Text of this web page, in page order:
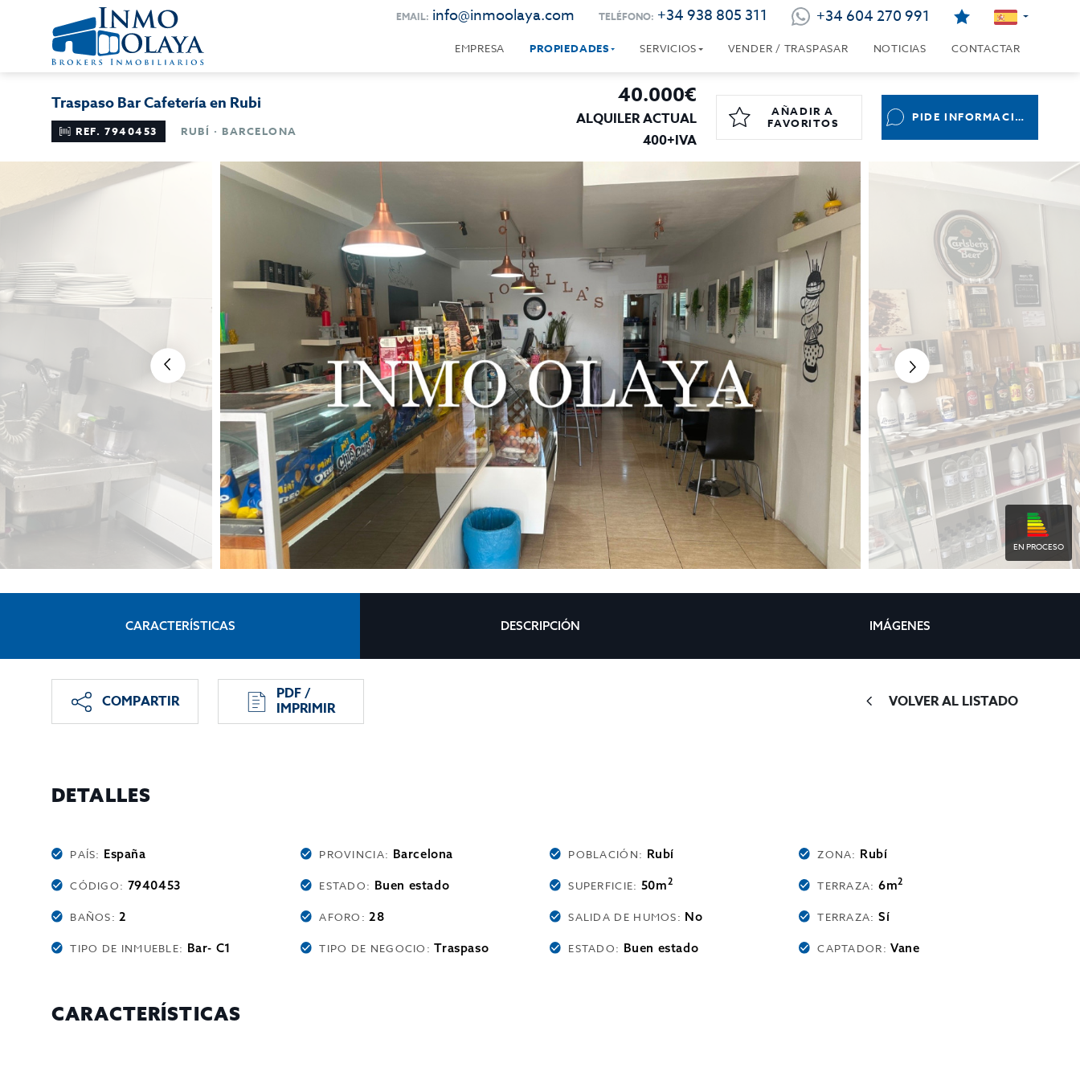
EMAIL: info@inmoolaya.com TELÉFONO: +34 938 805 311 +34 604 270 991
EMPRESA PROPIEDADES SERVICIOS VENDER / TRASPASAR NOTICIAS CONTACTAR
Traspaso Bar Cafetería en Rubi
REF. 7940453 RUBÍ · BARCELONA
40.000€
ALQUILER ACTUAL
400+IVA
AÑADIR A
FAVORITOS
PIDE INFORMACIÓN
EN PROCESO
CARACTERÍSTICAS DESCRIPCIÓN IMÁGENES
COMPARTIR PDF /
IMPRIMIR VOLVER AL LISTADO
DETALLES
PAÍS: España PROVINCIA: Barcelona POBLACIÓN: Rubí ZONA: Rubí
CÓDIGO: 7940453 ESTADO: Buen estado SUPERFICIE: 50m2 TERRAZA: 6m2
BAÑOS:2 AFORO:28 SALIDA DE HUMOS: No TERRAZA: Sí
TIPO DE INMUEBLE: Bar- C1 TIPO DE NEGOCIO:Traspaso ESTADO: Buen estado CAPTADOR:Vane
CARACTERÍSTICAS